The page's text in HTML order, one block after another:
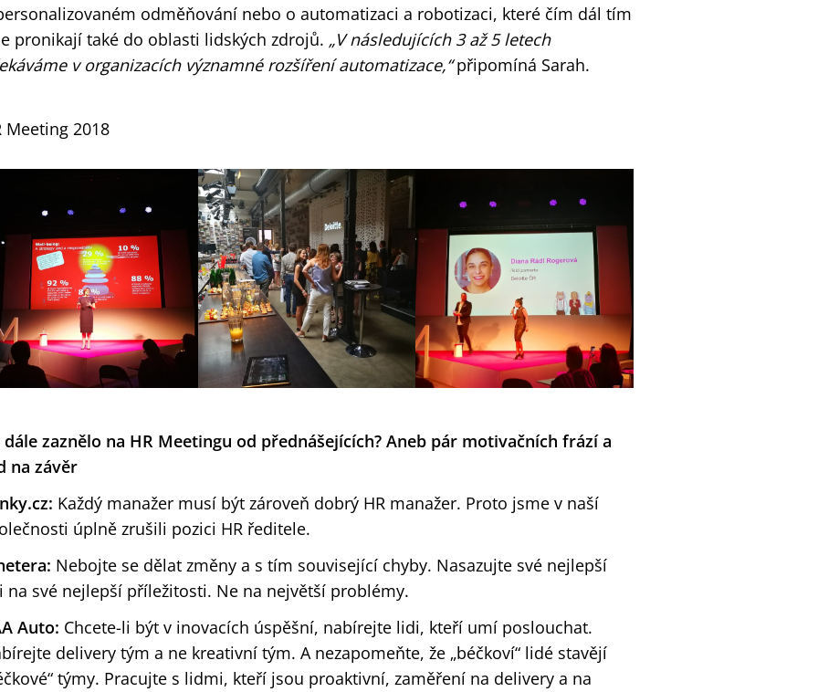
odměňování nebo o automatizaci a robotizaci, které čím dál tím
pronikají také do oblasti lidských zdrojů. „V následujících 3 až 5 letech
v organizacích významné rozšíření automatizace,“připomíná Sarah.
Meeting 2018
dále zaznělo na HR Meetingu od přednášejících? Aneb pár motivačních frází a
na závěr
Každý manažer musí být zároveň dobrý HR manažer. Proto jsme v naší
úplně zrušili pozici HR ředitele.
Nebojte se dělat změny a s tím související chyby. Nasazujte své nejlepší
na své nejlepší příležitosti. Ne na největší problémy.
Auto: Chcete-li být v inovacích úspěšní, nabírejte lidi, kteří umí poslouchat.
delivery tým a ne kreativní tým. A nezapomeňte, že „béčkoví“ lidé stavějí
týmy. Pracujte s lidmi, kteří jsou proaktivní, zaměření na delivery a na